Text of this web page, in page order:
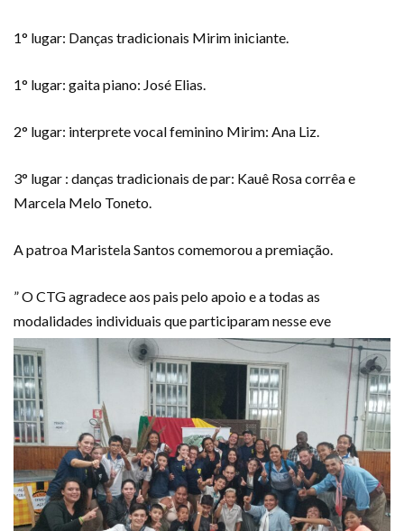
1° lugar: Danças tradicionais Mirim iniciante.
1° lugar: gaita piano: José Elias.
2° lugar: interprete vocal feminino Mirim: Ana Liz.
3° lugar : danças tradicionais de par: Kauê Rosa corrêa e
Marcela Melo Toneto.
A patroa Maristela Santos comemorou a premiação.
” O CTG agradece aos pais pelo apoio e a todas as
modalidades individuais que participaram nesse eve